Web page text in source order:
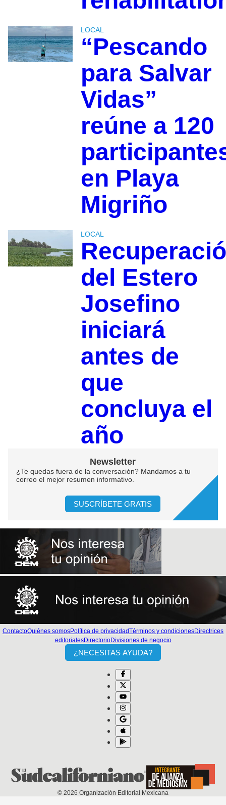
LOCAL
“Pescando
para Salvar
Vidas”
reúne a 120
en Playa
Migriño
LOCAL
del Estero
Josefino
iniciará
antes de
que
concluya el
año
Newsletter
¿Te quedas fuera de la conversación? Mandamos a tu
correo el mejor resumen informativo.
SUSCRÍBETE GRATIS
ContactoQuiénes somosPolítica de privacidadTérminos y condicionesDirectrices
editorialesDirectorioDivisiones de negocio
¿NECESITAS AYUDA?
© 2026 Organización Editorial Mexicana